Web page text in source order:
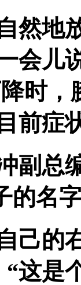
地
会儿
时
前症
总
的名
的
这是